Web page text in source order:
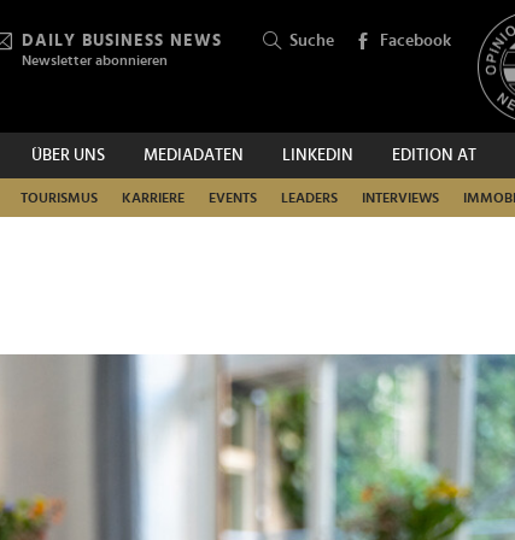
DAILY BUSINESS NEWS
Newsletter abonnieren
Suche Facebook
ÜBER UNS MEDIADATEN LINKEDIN EDITION AT
TOURISMUS KARRIERE EVENTS LEADERS INTERVIEWS
SUCHEN